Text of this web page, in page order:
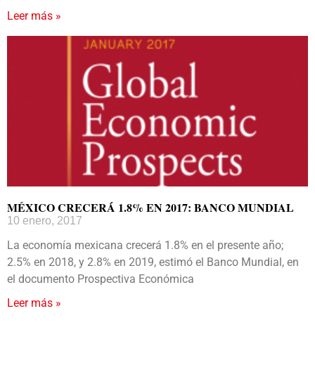
Leer más »
MÉXICO CRECERÁ 1.8% EN 2017: BANCO MUNDIAL
10 enero, 2017
La economía mexicana crecerá 1.8% en el presente año;
2.5% en 2018, y 2.8% en 2019, estimó el Banco Mundial, en
el documento Prospectiva Económica
Leer más »